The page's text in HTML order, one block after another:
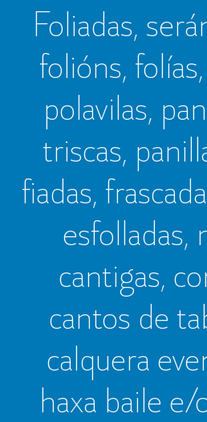
Foliadas,
folións,
polavilas,
triscas,
fiadas,
esfolladas,
cantigas,
cantos de
calquera
haxa baile